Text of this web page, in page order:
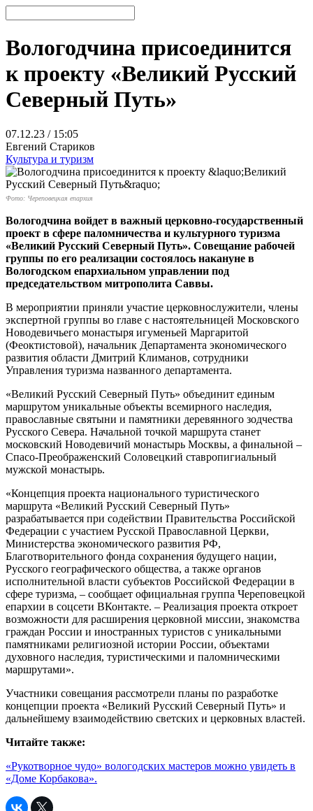
Вологодчина присоединится
к проекту «Великий Русский
Северный Путь»
07.12.23 / 15:05
Евгений Стариков
Культура и туризм
Фото: Череповецкая епархия
Вологодчина войдет в важный церковно-государственный
проект в сфере паломничества и культурного туризма
«Великий Русский Северный Путь». Совещание рабочей
группы по его реализации состоялось накануне в
Вологодском епархиальном управлении под
председательством митрополита Саввы.
В мероприятии приняли участие церковнослужители, члены
экспертной группы во главе с настоятельницей Московского
Новодевичьего монастыря игуменьей Маргаритой
(Феоктистовой), начальник Департамента экономического
развития области Дмитрий Климанов, сотрудники
Управления туризма названного департамента.
«Великий Русский Северный Путь» объединит единым
маршрутом уникальные объекты всемирного наследия,
православные святыни и памятники деревянного зодчества
Русского Севера. Начальной точкой маршрута станет
московский Новодевичий монастырь Москвы, а финальной –
Спасо-Преображенский Соловецкий ставропигиальный
мужской монастырь.
«Концепция проекта национального туристического
маршрута «Великий Русский Северный Путь»
разрабатывается при содействии Правительства Российской
Федерации с участием Русской Православной Церкви,
Министерства экономического развития РФ,
Благотворительного фонда сохранения будущего нации,
Русского географического общества, а также органов
исполнительной власти субъектов Российской Федерации в
сфере туризма, – сообщает официальная группа Череповецкой
епархии в соцсети ВКонтакте. – Реализация проекта откроет
возможности для расширения церковной миссии, знакомства
граждан России и иностранных туристов с уникальными
памятниками религиозной истории России, объектами
духовного наследия, туристическими и паломническими
маршрутами».
Участники совещания рассмотрели планы по разработке
концепции проекта «Великий Русский Северный Путь» и
дальнейшему взаимодействию светских и церковных властей.
Читайте также:
«Рукотворное чудо» вологодских мастеров можно увидеть в
«Доме Корбакова».